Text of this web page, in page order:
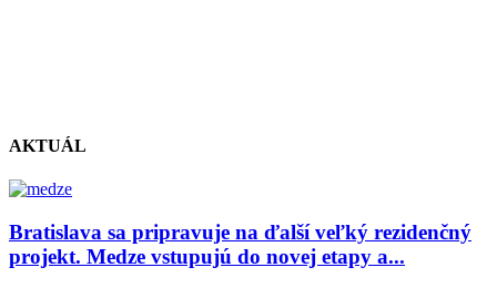
AKTUÁL
Bratislava sa pripravuje na ďalší veľký rezidenčný
projekt. Medze vstupujú do novej etapy a...